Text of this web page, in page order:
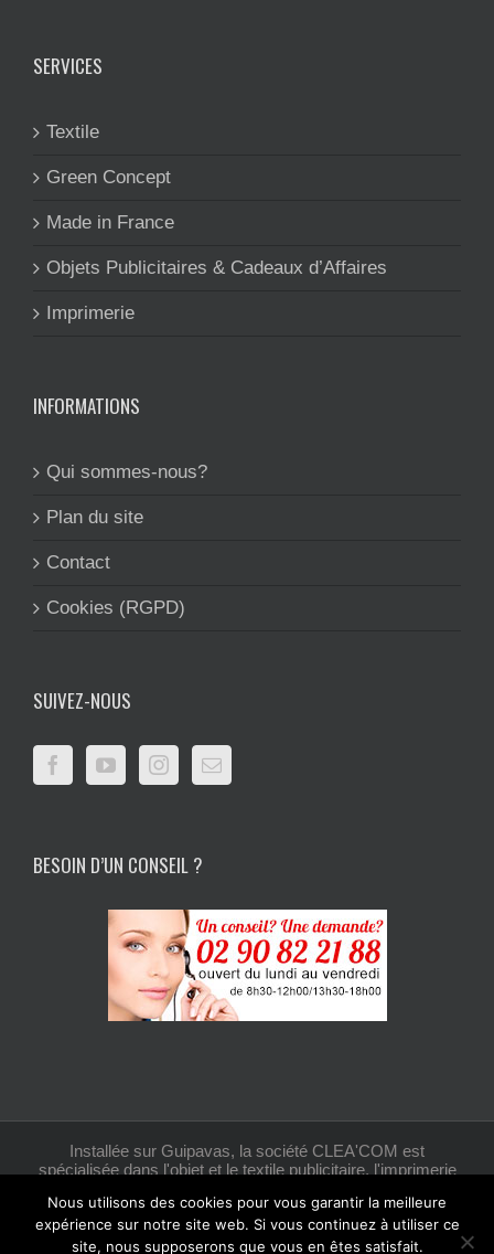
SERVICES
Textile
Green Concept
Made in France
Objets Publicitaires & Cadeaux d’Affaires
Imprimerie
INFORMATIONS
Qui sommes-nous?
Plan du site
Contact
Cookies (RGPD)
SUIVEZ-NOUS
BESOIN D’UN CONSEIL ?
Installée sur Guipavas, la société CLEA'COM est
spécialisée dans l'objet et le textile publicitaire, l'imprimerie
Nous utilisons des cookies pour vous garantir la meilleure
expérience sur notre site web. Si vous continuez à utiliser ce
site, nous supposerons que vous en êtes satisfait.